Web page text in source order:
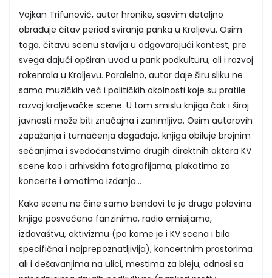
Vojkan Trifunović, autor hronike, sasvim detaljno
obrađuje čitav period sviranja panka u Kraljevu. Osim
toga, čitavu scenu stavlja u odgovarajući kontest, pre
svega dajući opširan uvod u pank podkulturu, ali i razvoj
rokenrola u Kraljevu. Paralelno, autor daje širu sliku ne
samo muzičkih već i političkih okolnosti koje su pratile
razvoj kraljevačke scene. U tom smislu knjiga čak i široj
javnosti može biti značajna i zanimljiva. Osim autorovih
zapažanja i tumačenja događaja, knjiga obiluje brojnim
sećanjima i svedočanstvima drugih direktnih aktera KV
scene kao i arhivskim fotografijama, plakatima za
koncerte i omotima izdanja...
Kako scenu ne čine samo bendovi te je druga polovina
knjige posvećena fanzinima, radio emisijama,
izdavaštvu, aktivizmu (po kome je i KV scena i bila
specifična i najprepoznatljivija), koncertnim prostorima
ali i dešavanjima na ulici, mestima za bleju, odnosi sa